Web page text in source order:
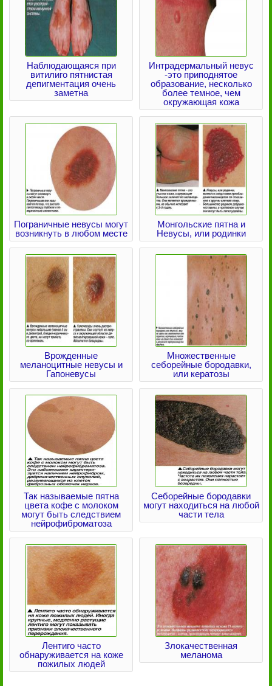
Наблюдающаяся при
витилиго пятнистая
депигментация очень
заметна
Интрадермальный невус
-это приподнятое
образование, несколько
более темное, чем
окружающая кожа
Пограничные невусы могут
возникнуть в любом месте
Монгольские пятна и
Невусы, или родинки
Врожденные
меланоцитные невусы и
Гапоневусы
Множественные
себорейные бородавки,
или кератозы
Так называемые пятна
цвета кофе с молоком
могут быть следствием
нейрофиброматоза
Себорейные бородавки
могут находиться на любой
части тела
Лентиго часто
обнаруживается на коже
пожилых людей
Злокачественная
меланома